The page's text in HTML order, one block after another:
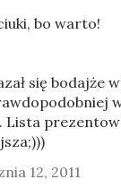
bo warto!
się bodajże
Lista
12, 2011